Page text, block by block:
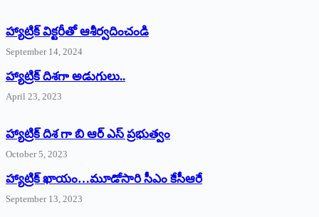
హ్యాట్రిక్‌ ‌విక్టరీతో ఆశీర్వదించండి
September 14, 2024
‌హ్యాట్రిక్‌ ‌దిశగా అడుగులు..
April 23, 2023
హ్యాట్రిక్ దిశ గా బి ఆర్ ఎస్ ప్రభుత్వం
October 5, 2023
హ్యాట్రిక్‌ ‌ఖాయం…మూడోసారి సీఎం కేసీఆరే
September 13, 2023